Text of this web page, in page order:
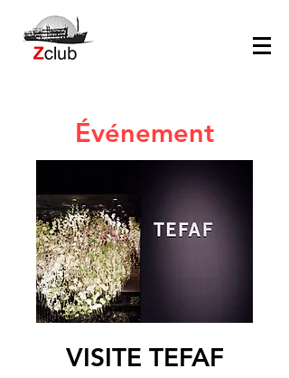
Événement
VISITE TEFAF